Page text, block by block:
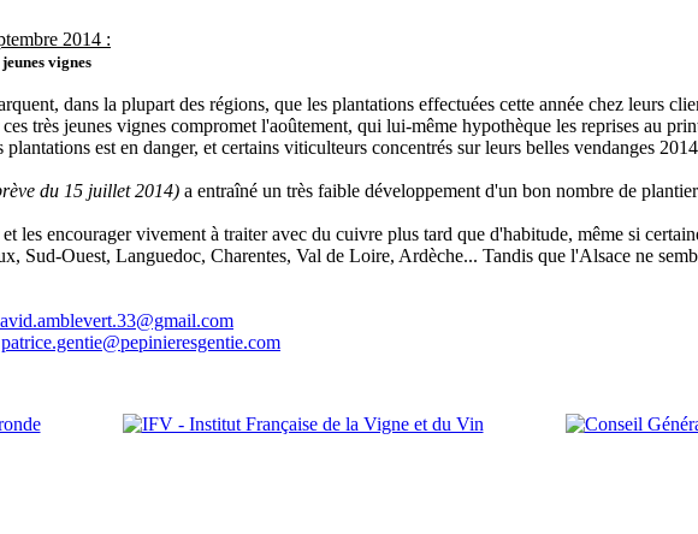
2014 :
vignes
dans la plupart des régions, que les plantations effectuées cette année chez leurs
très jeunes vignes compromet l'aoûtement, qui lui-même hypothèque les reprises au
est en danger, et certains viticulteurs concentrés sur leurs belles vendanges
du 15 juillet 2014) a entraîné un très faible développement d'un bon nombre de
les encourager vivement à traiter avec du cuivre plus tard que d'habitude, même si
Sud-Ouest, Languedoc, Charentes, Val de Loire, Ardèche... Tandis que l'Alsace ne
patrice.gentie@pepinieresgentie.com